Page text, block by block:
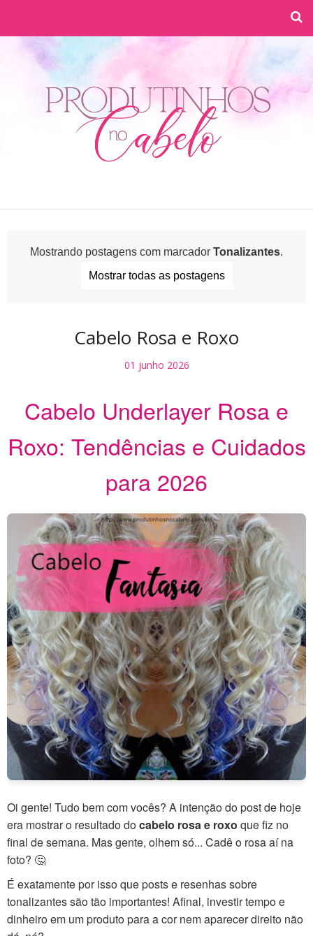
Mostrando postagens com marcador Tonalizantes.
Mostrar todas as postagens
Cabelo Rosa e Roxo
01 junho 2026
Cabelo Underlayer Rosa e
Roxo: Tendências e Cuidados
para 2026
Oi gente! Tudo bem com vocês? A intenção do post de hoje
era mostrar o resultado docabelo rosa e roxo que fiz no
final de semana. Mas gente, olhem só... Cadê o rosa aí na
foto? 🤔
É exatamente por isso que posts e resenhas sobre
tonalizantes são tão importantes! Afinal, investir tempo e
dinheiro em um produto para a cor nem aparecer direito não